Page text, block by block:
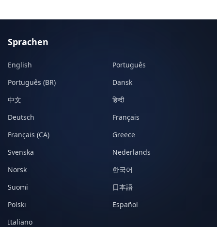
Sprachen
English
Português
Português (BR)
Dansk
中文
हिन्दी
Deutsch
Français
Français (CA)
Greece
Svenska
Nederlands
Norsk
한국어
Suomi
日本語
Polski
Español
Italiano